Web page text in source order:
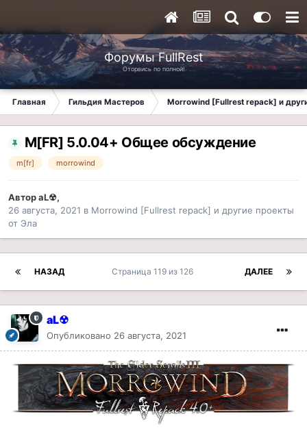
Форумы FullRest
Оторвись по полной!
Главная Гильдия Мастеров Morrowind [Fullrest repack] и
M[FR] 5.0.04+ Общее обсуждение
m[fr] morrowind
АвторaL☢,
26 августа, 2021 в Morrowind [Fullrest repack] и другие проекты
от Эла
НАЗАД ДАЛЕЕ
Страница 119 из 126
aL☢
Опубликовано 26 августа, 2021